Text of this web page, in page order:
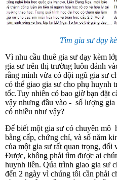
Tìm gia sư dạy
Vì nhu cầu thuê gia sư dạy kèm
gia sư trên thị trường luôn đánh
rằng mình vừa có đội ngũ gia sư
có thể giao gia sư cho phụ huynh
tốc.Tuy nhiên có bao giờ bạn đặt
vậy nhưng đầu vào - số lượng
có nhiều như vậy?
Để biết một gia sư có chuyên mô
bằng cấp, chứng chỉ, và số năm
của một gia sư rất quan trọng, đối
Được, không phải tìm được ai
huynh liền. Qúa trình giao gia sư
đến 2 ngày vì chúng tôi cần phải